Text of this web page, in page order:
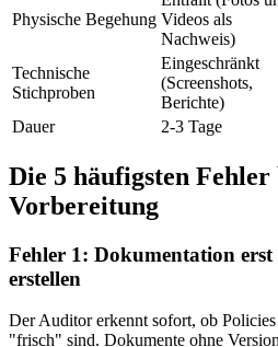
Physische Begehung Videos als
Nachweis)
Technische
Stichproben
Eingeschränkt
(Screenshots,
Berichte)
Dauer
2-3 Tage
Die 5 häufigsten
Vorbereitung
Fehler 1: Dokumentation
erstellen
Der Auditor erkennt sofort, ob Policies
"frisch" sind. Dokumente ohne